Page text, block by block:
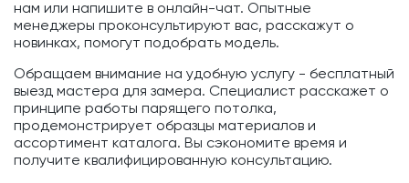
нам или напишите в онлайн-чат. Опытные
менеджеры проконсультируют вас, расскажут о
новинках, помогут подобрать модель.
Обращаем внимание на удобную услугу - бесплатный
выезд мастера для замера. Специалист расскажет о
принципе работы парящего потолка,
продемонстрирует образцы материалов и
ассортимент каталога. Вы сэкономите время и
получите квалифицированную консультацию.